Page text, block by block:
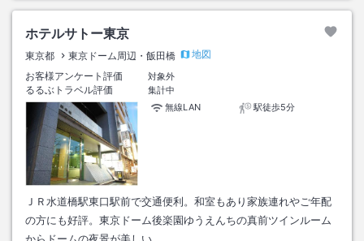
ホテルサトー東京
東京都 東京ドーム周辺・飯田橋
地図
お客様アンケート評価
対象外
るるぶトラベル評価
集計中
無線LAN
駅徒歩5分
ＪＲ水道橋駅東口駅前で交通便利。和室もあり家族連れやご年配
の方にも好評。東京ドーム後楽園ゆうえんちの真前ツインルーム